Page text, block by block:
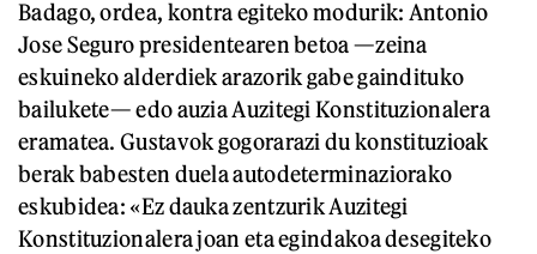
Badago, ordea, kontra egiteko modurik: Antonio
Jose Seguro presidentearen betoa —zeina
eskuineko alderdiek arazorik gabe gaindituko
bailukete— edo auzia Auzitegi Konstituzionalera
eramatea. Gustavok gogorarazi du konstituzioak
berak babesten duela autodeterminaziorako
eskubidea: «Ez dauka zentzurik Auzitegi
Konstituzionalera joan eta egindakoa desegiteko